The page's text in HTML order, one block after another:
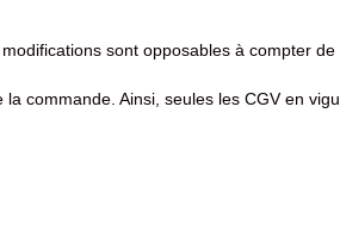
sont opposables à compter de
commande. Ainsi, seules les CGV en